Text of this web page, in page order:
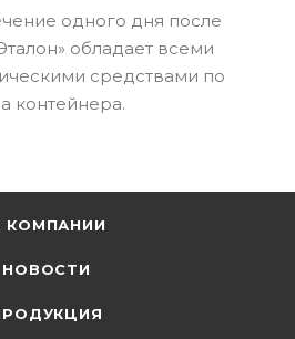
одного дня после
обладает всеми
средствами по
контейнера.
КОМПАНИИ
НОВОСТИ